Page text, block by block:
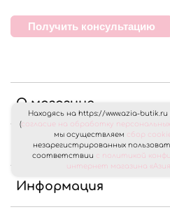
О магазине
Клиентам
Информация
Получить консультацию
Находясь на https://www.azia-
(согласие на обработку
мы осуществляем сбор
незарегистрированных
соответствии с политикой
интернет магазина